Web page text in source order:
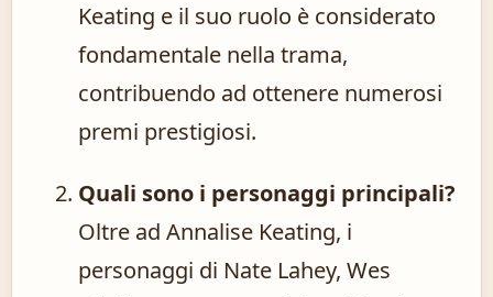
Keating e il suo ruolo è considerato
fondamentale nella trama,
contribuendo ad ottenere numerosi
premi prestigiosi.
Quali sono i personaggi principali?
Oltre ad Annalise Keating, i
personaggi di Nate Lahey, Wes